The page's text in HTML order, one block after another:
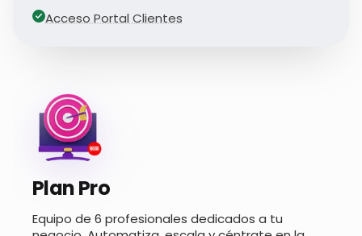
Acceso Portal Clientes
Plan Pro
Equipo de 6 profesionales dedicados a tu